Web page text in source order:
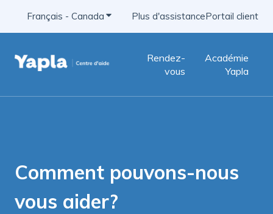
Français - Canada Afficher le sous-menu pour les
Plus d'assistancePortail client
Rendez-
vous
Académie
Yapla
Comment pouvons-nous
vous aider?